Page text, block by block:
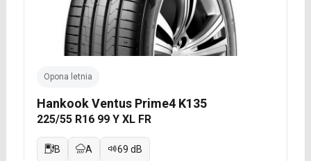
Opona letnia
Hankook Ventus Prime4 K135
225/55 R16 99 Y XL FR
B A 69 dB